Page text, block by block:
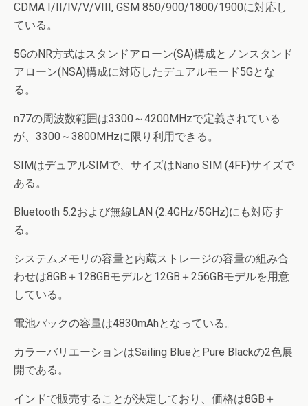
CDMA I/II/IV/V/VIII, GSM 850/900/1800/1900に対応し
ている。
5GのNR方式はスタンドアローン(SA)構成とノンスタンド
アローン(NSA)構成に対応したデュアルモード5Gとな
る。
n77の周波数範囲は3300～4200MHzで定義されている
が、3300～3800MHzに限り利用できる。
SIMはデュアルSIMで、サイズはNano SIM (4FF)サイズで
ある。
Bluetooth 5.2および無線LAN (2.4GHz/5GHz)にも対応す
る。
システムメモリの容量と内蔵ストレージの容量の組み合
わせは8GB＋128GBモデルと12GB＋256GBモデルを用意
している。
電池パックの容量は4830mAhとなっている。
カラーバリエーションはSailing BlueとPure Blackの2色展
開である。
インドで販売することが決定しており、価格は8GB＋